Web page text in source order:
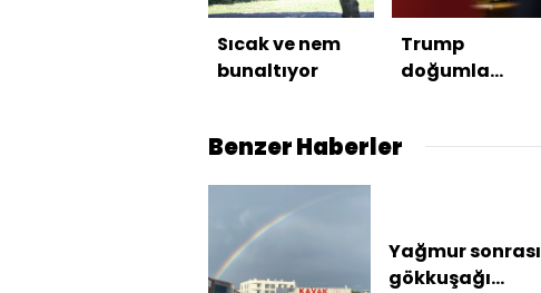
Sıcak ve nem
bunaltıyor
Trump
doğumla
erdirebilir mi?
Benzer Haberler
Yağmur sonrası
gökkuşağı